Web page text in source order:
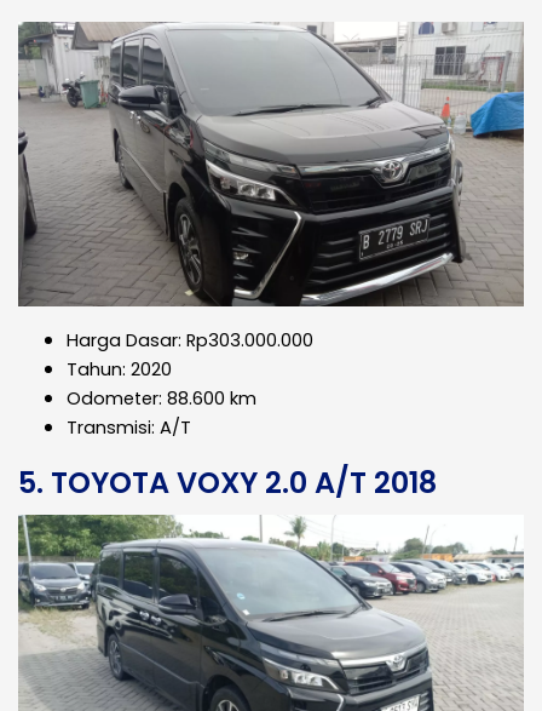
Harga Dasar: Rp303.000.000
Tahun: 2020
Odometer: 88.600 km
Transmisi: A/T
5. TOYOTA VOXY 2.0 A/T 2018